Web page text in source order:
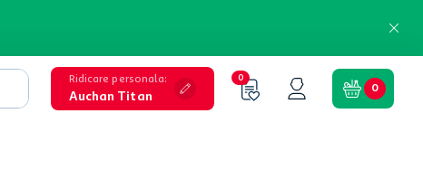
Ridicare personala:
Auchan Titan
0
0